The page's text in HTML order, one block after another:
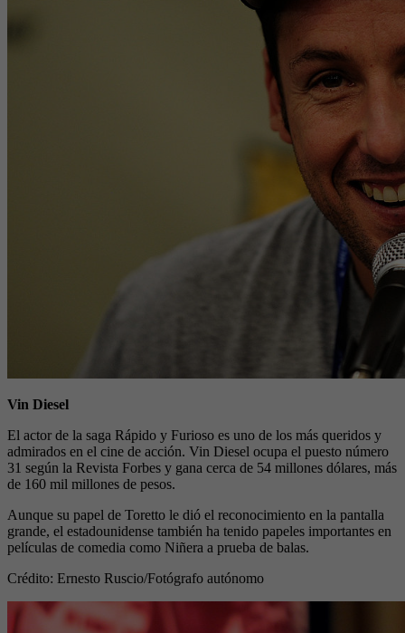
Vin Diesel
El actor de la saga Rápido y Furioso es uno de los más queridos y
admirados en el cine de acción. Vin Diesel ocupa el puesto número
31 según la Revista Forbes y gana cerca de 54 millones dólares, más
de 160 mil millones de pesos.
Aunque su papel de Toretto le dió el reconocimiento en la pantalla
grande, el estadounidense también ha tenido papeles importantes en
películas de comedia como Niñera a prueba de balas.
Crédito: Ernesto Ruscio/Fotógrafo autónomo